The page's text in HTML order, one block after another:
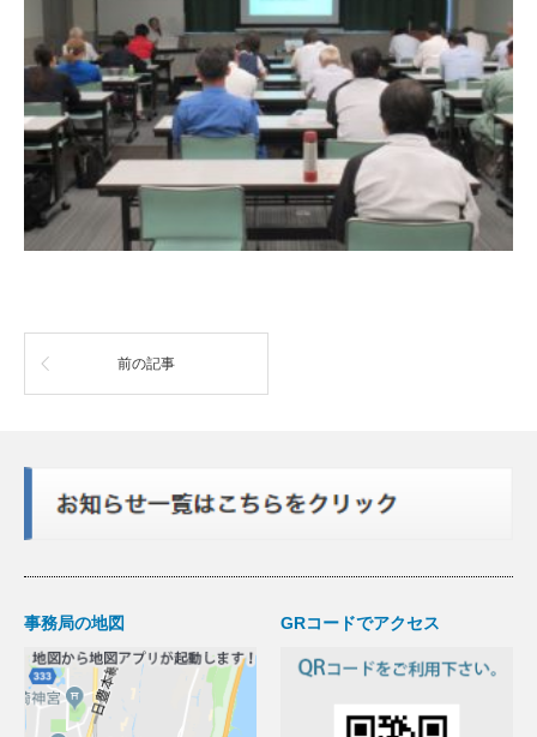
前の記事
事務局の地図 GRコードでアクセス